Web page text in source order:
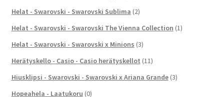
Helat - Swarovski - Swarovski Sublima (2)
Helat - Swarovski - Swarovski The Vienna Collection (1)
Helat - Swarovski - Swarovski x Minions (3)
Herätyskello - Casio - Casio herätyskellot (11)
Hiusklipsi - Swarovski - Swarovski x Ariana Grande (3)
Hopeahela - Laatukoru (0)